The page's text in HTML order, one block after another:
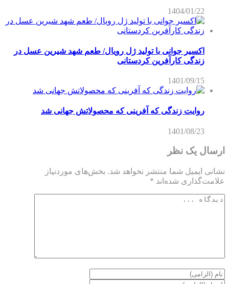
1404/01/22
اکسیر جوانی با تولید ژل رویال/ طعم شهد شیرین عسل‌ در
زندگی کارآفرین کردستانی
1401/09/15
روایت زندگی که آفرینی که محصولاتش جهانی شد
1401/08/23
ارسال یک نظر
نشانی ایمیل شما منتشر نخواهد شد. بخش‌های موردنیاز
علامت‌گذاری شده‌اند *